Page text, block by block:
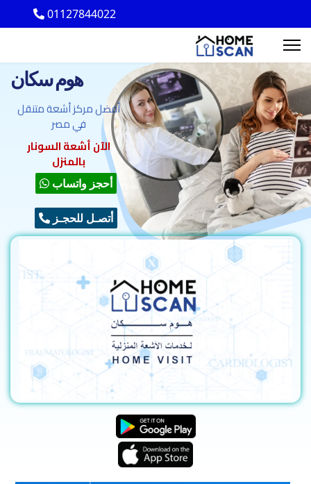
01127844022
هوم سكان
أفضل مركز أشعة متنقل
في مصر
الآن أشعة السونار
بالمنزل
أحجز واتساب
أتصـل للحجـز